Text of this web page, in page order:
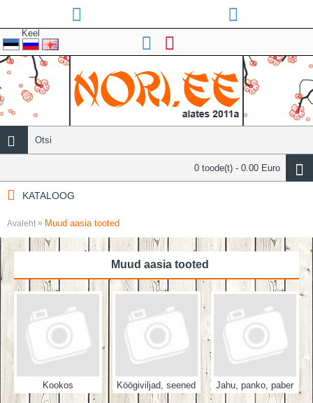
Keel
0 toode(t) - 0.00 Euro
KATALOOG
Avaleht » Muud aasia tooted
Muud aasia tooted
Kookos Köögiviljad, seened Jahu, panko, paber